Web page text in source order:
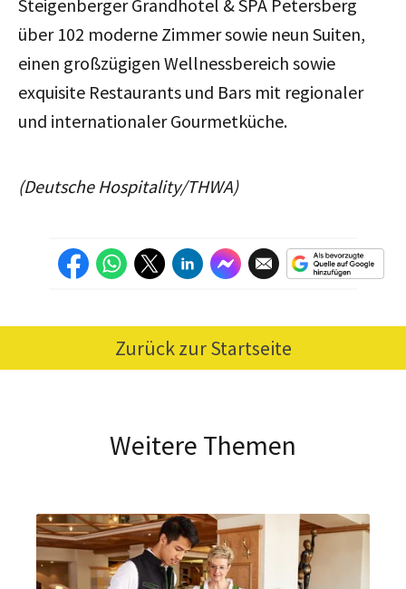
Steigenberger Grandhotel & SPA Petersberg
über 102 moderne Zimmer sowie neun Suiten,
einen großzügigen Wellnessbereich sowie
exquisite Restaurants und Bars mit regionaler
und internationaler Gourmetküche.
(Deutsche Hospitality/THWA)
Zurück zur Startseite
Weitere Themen